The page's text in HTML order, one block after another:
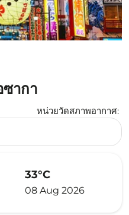
ากา
หน่วยวัดสภาพอากาศ:
33°C
08 Aug 2026